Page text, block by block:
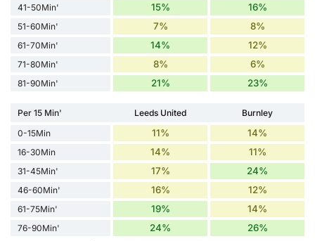
41-50Min' 15% 16%
51-60Min' 7% 8%
61-70Min' 14% 12%
71-80Min' 8% 6%
81-90Min' 21% 23%
Per 15 Min' Leeds United
Burnley
0-15Min
11% 14%
16-30Min 14% 11%
31-45Min' 17% 24%
46-60Min' 16% 12%
61-75Min' 19% 14%
76-90Min' 24% 26%